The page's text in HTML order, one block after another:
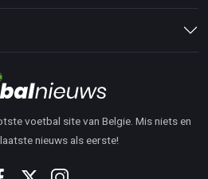
voetbal site van Belgie. Mis niets en
nieuws als eerste!